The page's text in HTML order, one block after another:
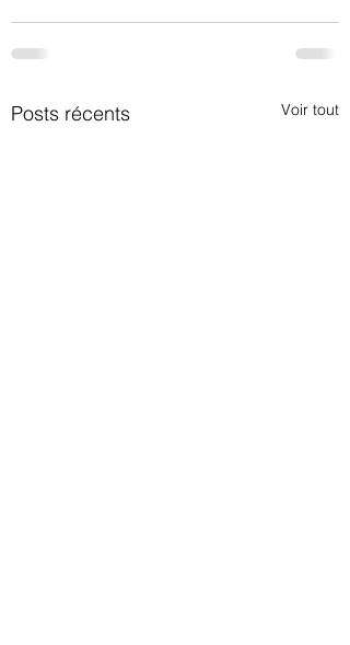
Posts récents Voir tout